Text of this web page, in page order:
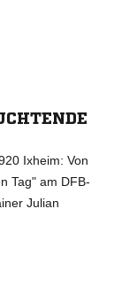
Ixheim: Von
Tag" am DFB-
Julian